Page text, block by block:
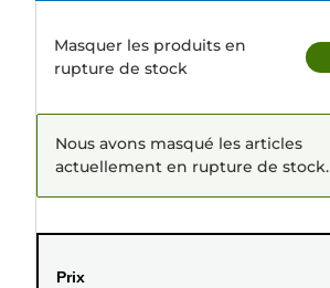
Masquer les produits en
rupture de stock
Nous avons masqué les articles
actuellement en rupture de stock.
Prix